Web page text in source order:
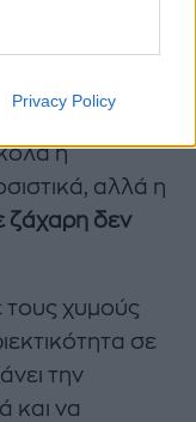
Privacy Policy
πόσο
ή
αλλά η
ζάχαρη δεν
τους χυμούς
σε
την
και να